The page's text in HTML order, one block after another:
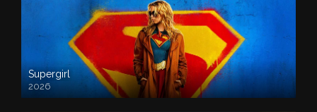
Supergirl
2026